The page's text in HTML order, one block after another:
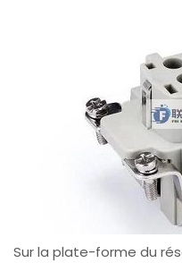
Sur la plate-forme du